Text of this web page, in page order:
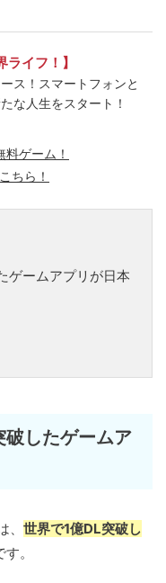
ライフ！】
ス！スマートフォンと
な人生をスタート！
ゲーム！
ちら！
ゲームアプリが日本
破したゲームア
世界で1億DL突破し
す。